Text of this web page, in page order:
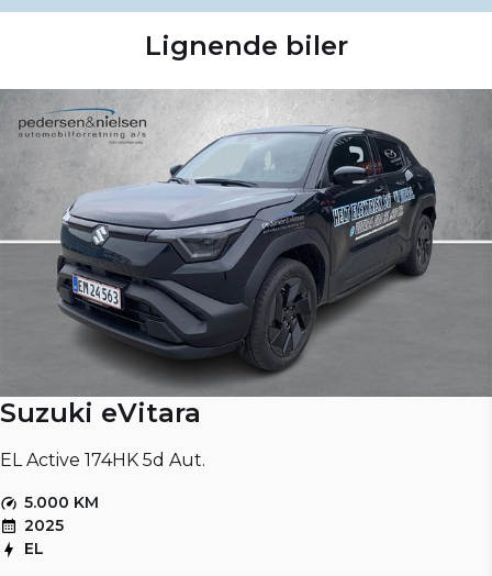
Lignende biler
Suzuki eVitara
EL Active 174HK 5d Aut.
5.000 KM
2025
EL